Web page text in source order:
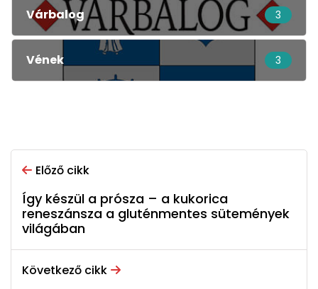
Várbalog 3
Vének 3
Előző cikk
Így készül a prósza – a kukorica
reneszánsza a gluténmentes sütemények
világában
Következő cikk